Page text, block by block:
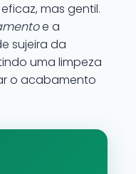
mas gentil.
e a
sujeira da
uma limpeza
o acabamento